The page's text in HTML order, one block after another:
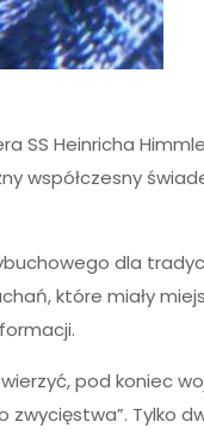
Heinricha
współczesny
dla
które miały
pod koniec
Tylko